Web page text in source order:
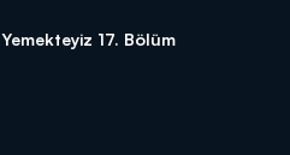
Yemekteyiz 17. Bölüm